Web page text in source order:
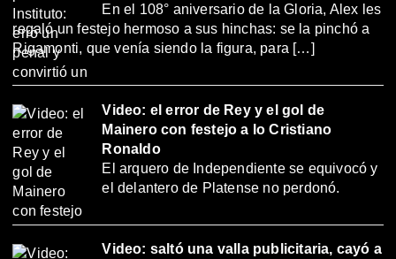
En el 108° aniversario de la Gloria, Alex les
regaló un festejo hermoso a sus hinchas: se la pinchó a
Rigamonti, que venía siendo la figura, para […]
Video: el error de Rey y el gol de
Mainero con festejo a lo Cristiano
Ronaldo
El arquero de Independiente se equivocó y
el delantero de Platense no perdonó.
Video: saltó una valla publicitaria, cayó a